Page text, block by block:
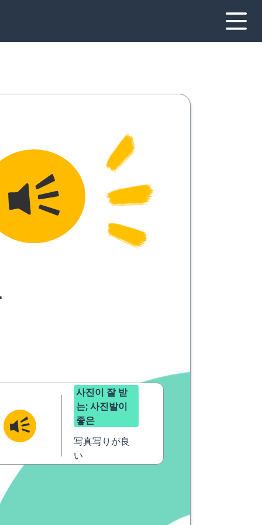
사진이 잘 받
는; 사진발이
좋은
写真写りが良
い